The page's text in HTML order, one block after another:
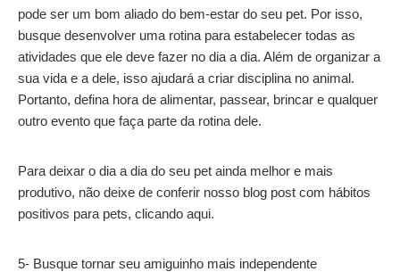
pode ser um bom aliado do bem-estar do seu pet. Por isso,
busque desenvolver uma rotina para estabelecer todas as
atividades que ele deve fazer no dia a dia. Além de organizar a
sua vida e a dele, isso ajudará a criar disciplina no animal.
Portanto, defina hora de alimentar, passear, brincar e qualquer
outro evento que faça parte da rotina dele.
Para deixar o dia a dia do seu pet ainda melhor e mais
produtivo, não deixe de conferir nosso blog post com hábitos
positivos para pets, clicando aqui.
5- Busque tornar seu amiguinho mais independente